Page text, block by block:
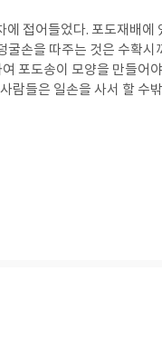
접어들었다. 포도재배에
손을 따주는 것은 수확시
포도송이 모양을 만들어
람들은 일손을 사서 할 수
을 새삼스럽게 느낀다. 몸
가고 있다. 지난날 왜 그
이야 마음먹기에 따라 있
있는지를 알기 위해서라
절 앞만 바라보고 살아오
서 내가 제대로 된 삶을
가 되면서도 철학적인 내
상 책을 읽어가면서는 너